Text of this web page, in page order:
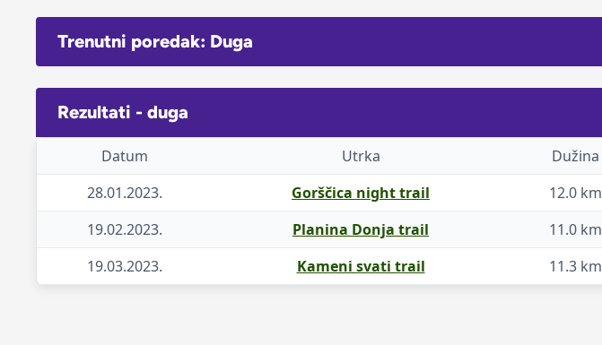
Trenutni poredak: Duga
Rezultati - duga
Datum Utrka Dužina
28.01.2023.
Gorščica night trail 12.0 km
19.02.2023.
Planina Donja trail 11.0 km
19.03.2023.
Kameni svati trail 11.3 km